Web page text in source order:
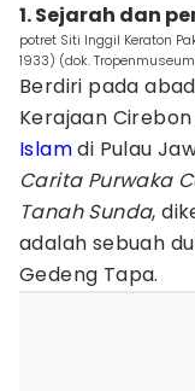
1. Sejarah dan
potret Siti Inggil Keraton
1933) (dok.
Berdiri pada
Kerajaan
Islamdi Pulau
Carita Purwaka
Tanah Sunda,
adalah sebuah
Gedeng Tapa.